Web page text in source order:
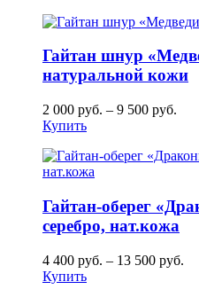
Гайтан шнур
натуральной кожи
2 000 руб. – 9 500 руб.
Купить
Гайтан-оберег
серебро, нат.кожа
4 400 руб. – 13 500 руб.
Купить